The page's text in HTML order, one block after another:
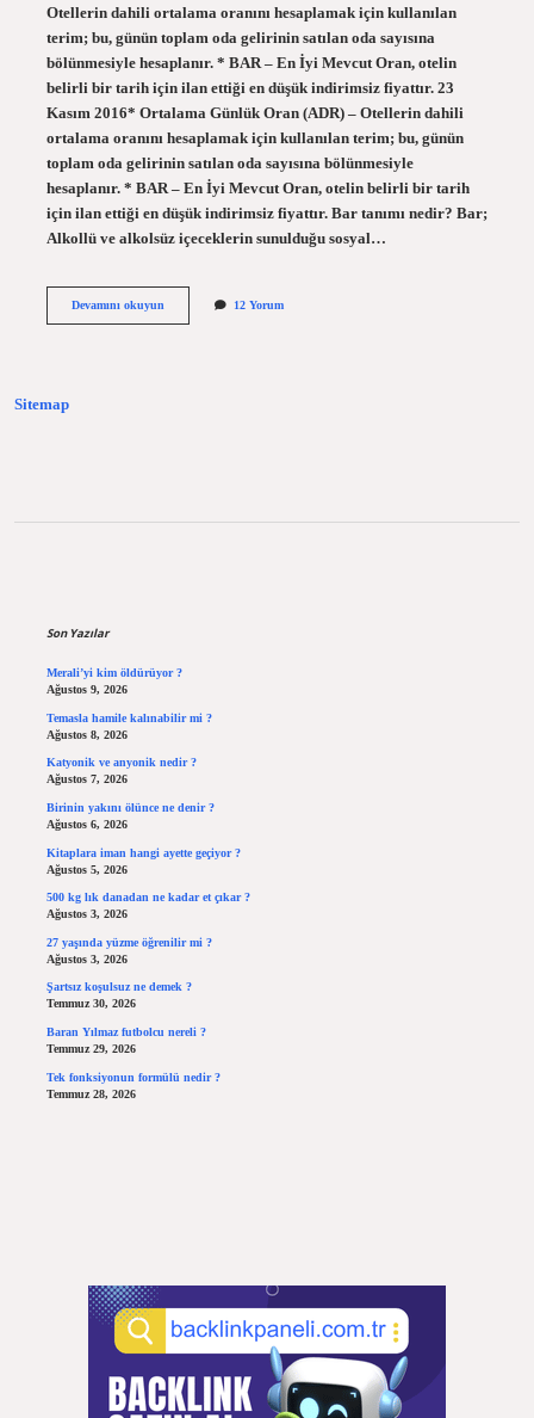
Otellerin dahili ortalama oranını hesaplamak için kullanılan
terim; bu, günün toplam oda gelirinin satılan oda sayısına
bölünmesiyle hesaplanır. * BAR – En İyi Mevcut Oran, otelin
belirli bir tarih için ilan ettiği en düşük indirimsiz fiyattır. 23
Kasım 2016* Ortalama Günlük Oran (ADR) – Otellerin dahili
ortalama oranını hesaplamak için kullanılan terim; bu, günün
toplam oda gelirinin satılan oda sayısına bölünmesiyle
hesaplanır. * BAR – En İyi Mevcut Oran, otelin belirli bir tarih
için ilan ettiği en düşük indirimsiz fiyattır. Bar tanımı nedir? Bar;
Alkollü ve alkolsüz içeceklerin sunulduğu sosyal…
Devamını okuyunOtellerde
12 Yorum
Sitemap
Son Yazılar
Merali’yi kim öldürüyor ?
Ağustos 9, 2026
Temasla hamile kalınabilir mi ?
Ağustos 8, 2026
Katyonik ve anyonik nedir ?
Ağustos 7, 2026
Birinin yakını ölünce ne denir ?
Ağustos 6, 2026
Kitaplara iman hangi ayette geçiyor ?
Ağustos 5, 2026
500 kg lık danadan ne kadar et çıkar ?
Ağustos 3, 2026
27 yaşında yüzme öğrenilir mi ?
Ağustos 3, 2026
Şartsız koşulsuz ne demek ?
Temmuz 30, 2026
Baran Yılmaz futbolcu nereli ?
Temmuz 29, 2026
Tek fonksiyonun formülü nedir ?
Temmuz 28, 2026